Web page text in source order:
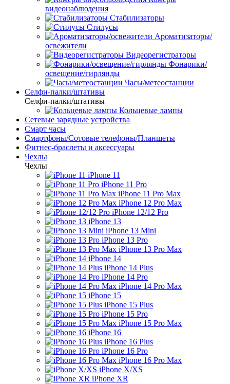
видеонаблюдения
Стабилизаторы
Стилусы
Ароматизаторы/
освежители
Видеорегистраторы
Фонарики/
освещение/гирлянды
Часы/метеостанции
Селфи-палки/штативы
Селфи-палки/штативы
Кольцевые лампы
Сетевые зарядные устройства
Смарт часы
Смартфоны/Сотовые телефоны/Планшеты
Фитнес-браслеты и аксессуары
Чехлы
Чехлы
iPhone 11
iPhone 11 Pro
iPhone 11 Pro Max
iPhone 12 Pro Max
iPhone 12/12 Pro
iPhone 13
iPhone 13 Mini
iPhone 13 Pro
iPhone 13 Pro Max
iPhone 14
iPhone 14 Plus
iPhone 14 Pro
iPhone 14 Pro Max
iPhone 15
iPhone 15 Plus
iPhone 15 Pro
iPhone 15 Pro Max
iPhone 16
iPhone 16 Plus
iPhone 16 Pro
iPhone 16 Pro Max
iPhone X/XS
iPhone XR